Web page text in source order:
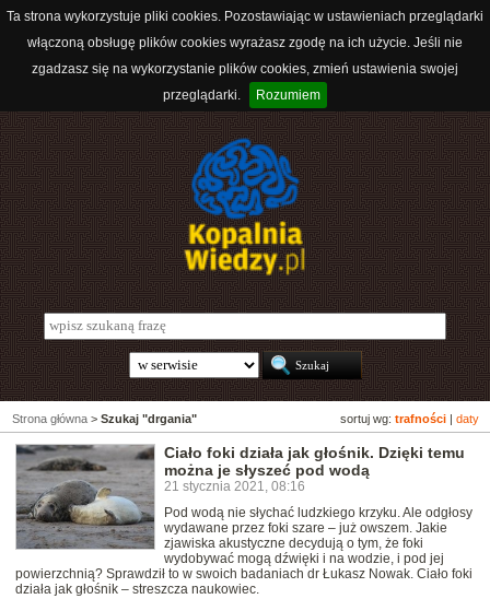
Ta strona wykorzystuje pliki cookies. Pozostawiając w ustawieniach przeglądarki
włączoną obsługę plików cookies wyrażasz zgodę na ich użycie. Jeśli nie
zgadzasz się na wykorzystanie plików cookies, zmień ustawienia swojej
przeglądarki.
Rozumiem
sortuj wg: trafności daty
Strona główna > Szukaj "drgania"
Ciało foki działa jak głośnik. Dzięki temu
można je słyszeć pod wodą
21 stycznia 2021, 08:16
Pod wodą nie słychać ludzkiego krzyku. Ale odgłosy
wydawane przez foki szare – już owszem. Jakie
zjawiska akustyczne decydują o tym, że foki
wydobywać mogą dźwięki i na wodzie, i pod jej
powierzchnią? Sprawdził to w swoich badaniach dr Łukasz Nowak. Ciało foki
działa jak głośnik – streszcza naukowiec.